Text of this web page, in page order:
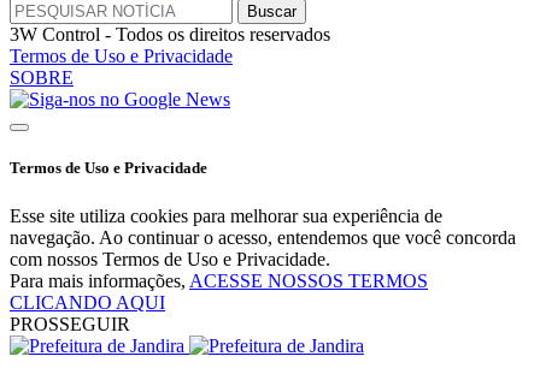
3W Control - Todos os direitos reservados
Termos de Uso e Privacidade
SOBRE
Termos de Uso e Privacidade
Esse site utiliza cookies para melhorar sua experiência de
navegação. Ao continuar o acesso, entendemos que você concorda
com nossos Termos de Uso e Privacidade.
Para mais informações, ACESSE NOSSOS TERMOS
CLICANDO AQUI
PROSSEGUIR